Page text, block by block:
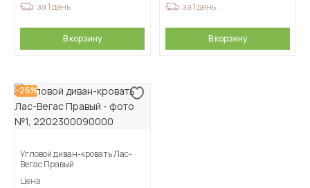
за 1 день
В корзину
за 1 день
В корзину
-26%
Угловой диван-кровать Лас-
Вегас Правый
Цена